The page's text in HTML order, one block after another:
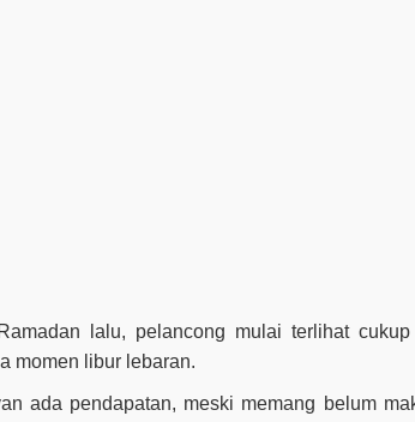
lalu, pelancong mulai terlihat
momen libur lebaran.
ada pendapatan, meski memang belum